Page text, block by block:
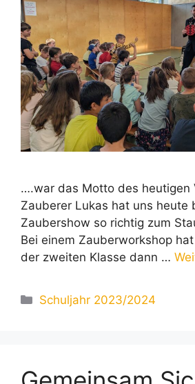
….war das Motto des heutigen
Zauberer Lukas hat uns heute
Zaubershow so richtig zum
Bei einem Zauberworkshop
der zweiten Klasse dann …
Kategorien
Schuljahr 2023/2024